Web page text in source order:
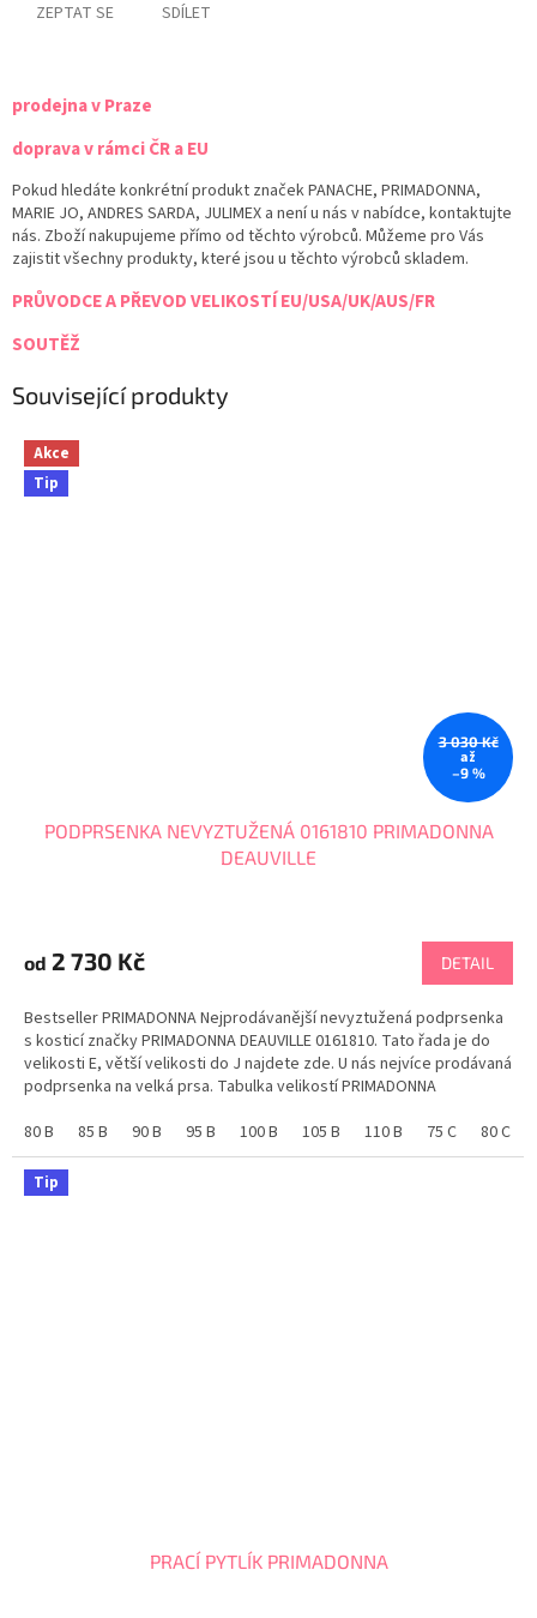
ZEPTAT SE SDÍLET
prodejna v Praze
doprava v rámci ČR a EU
Pokud hledáte konkrétní produkt značek PANACHE, PRIMADONNA,
MARIE JO, ANDRES SARDA, JULIMEX a není u nás v nabídce, kontaktujte
nás. Zboží nakupujeme přímo od těchto výrobců. Můžeme pro Vás
zajistit všechny produkty, které jsou u těchto výrobců skladem.
PRŮVODCE A PŘEVOD VELIKOSTÍ EU/USA/UK/AUS/FR
SOUTĚŽ
Související produkty
Akce
Tip
3 030 Kč
až
–9 %
PODPRSENKA NEVYZTUŽENÁ 0161810 PRIMADONNA
DEAUVILLE
produktu
je
z
5
hvězdiček.
od 2 730 Kč DETAIL
Bestseller PRIMADONNA Nejprodávanější nevyztužená podprsenka
s kosticí značky PRIMADONNA DEAUVILLE 0161810. Tato řada je do
velikosti E, větší velikosti do J najdete zde. U nás nejvíce prodávaná
podprsenka na velká prsa. Tabulka velikostí PRIMADONNA
80 B
85 B 90 B 95 B 100 B 105 B 110 B 75 C 80 C
Tip
PRACÍ PYTLÍK PRIMADONNA